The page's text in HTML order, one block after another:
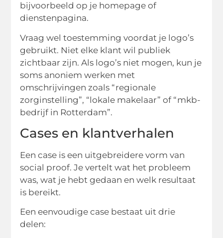
bijvoorbeeld op je homepage of
dienstenpagina.
Vraag wel toestemming voordat je logo’s
gebruikt. Niet elke klant wil publiek
zichtbaar zijn. Als logo’s niet mogen, kun je
soms anoniem werken met
omschrijvingen zoals “regionale
zorginstelling”, “lokale makelaar” of “mkb-
bedrijf in Rotterdam”.
Cases en klantverhalen
Een case is een uitgebreidere vorm van
social proof. Je vertelt wat het probleem
was, wat je hebt gedaan en welk resultaat
is bereikt.
Een eenvoudige case bestaat uit drie
delen: